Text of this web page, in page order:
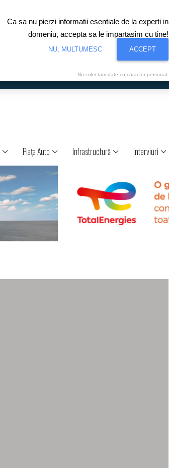
Piaţa Auto Infrastructură Interviuri
Ca sa nu pierzi informatii esentiale de la experti in
domeniu, accepta sa le impartasim cu tine!
NU, MULTUMESC ACCEPT
Nu colectam date cu caracter personal.